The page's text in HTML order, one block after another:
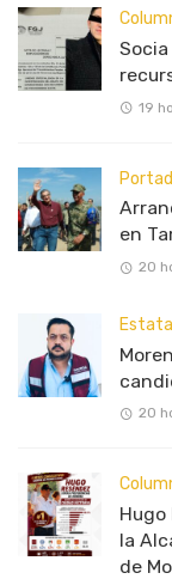
Socia
19
en
20
Estatal
20
la
de